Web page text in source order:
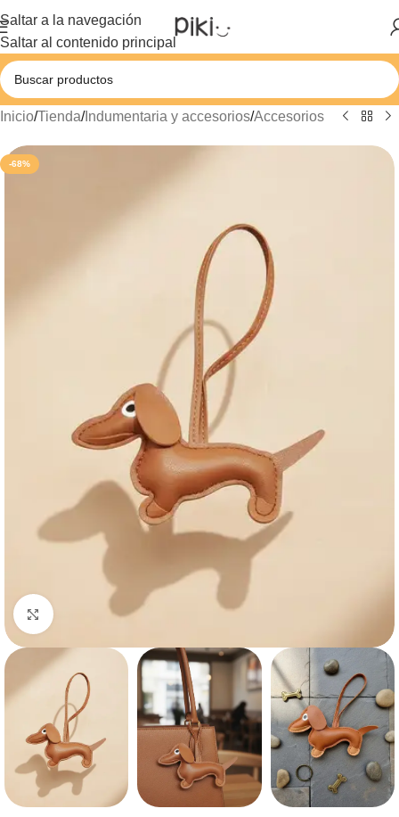
Saltar a la navegación
Saltar al contenido principal
Inicio/Tienda/Indumentaria y accesorios/Accesorios
-68%
Haga clic para ampliar